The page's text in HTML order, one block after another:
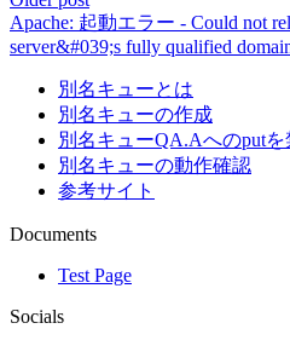
Apache: 起動エラー - Could not
server&#039;s fully qualified
別名キューとは
別名キューの作成
別名キューQA.Aへのput
別名キューの動作確認
参考サイト
Documents
Test Page
Socials